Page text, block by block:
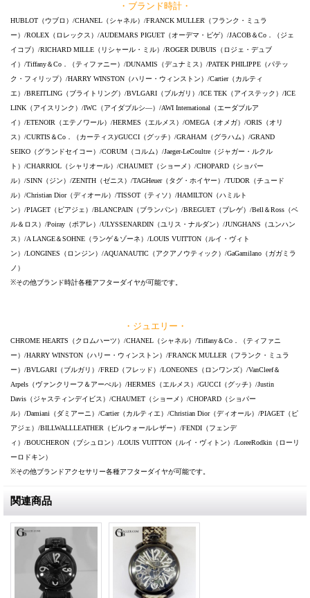
・ブランド時計・
HUBLOT（ウブロ）/CHANEL（シャネル）/FRANCK MULLER（フランク・ミュラ
ー）/ROLEX（ロレックス）/AUDEMARS PIGUET（オーデマ・ピゲ）/JACOB＆Co．（ジェ
イコブ）/RICHARD MILLE（リシャール・ミル）/ROGER DUBUIS（ロジェ・デュブ
イ）/Tiffany＆Co．（ティファニー）/DUNAMIS（デュナミス）/PATEK PHILIPPE（パテッ
ク・フィリップ）/HARRY WINSTON（ハリー・ウィンストン）/Cartier（カルティ
エ）/BREITLING（ブライトリング）/BVLGARI（ブルガリ）/ICE TEK（アイステック）/ICE
LINK（アイスリンク）/IWC（アイダブルシ―）/AWI International（エーダブルア
イ）/ETENOIR（エテノワール）/HERMES（エルメス）/OMEGA（オメガ）/ORIS（オリ
ス）/CURTIS＆Co．（カーティス)/GUCCI（グッチ）/GRAHAM（グラハム）/GRAND
SEIKO（グランドセイコー）/CORUM（コルム）/Jaeger-LeCoultre（ジャガー・ルクル
ト）/CHARRIOL（シャリオール）/CHAUMET（ショーメ）/CHOPARD（ショパー
ル）/SINN（ジン）/ZENITH（ゼニス）/TAGHeuer（タグ・ホイヤー）/TUDOR（チュード
ル）/Christian Dior（ディオール）/TISSOT（ティソ）/HAMILTON（ハミルト
ン）/PIAGET（ピアジェ）/BLANCPAIN（ブランパン）/BREGUET（ブレゲ）/Bell＆Ross（ベ
ル＆ロス）/Poiray（ポアレ）/ULYSSENARDIN（ユリス・ナルダン）/JUNGHANS（ユンハン
ス）/A LANGE＆SOHNE（ランゲ＆ゾーネ）/LOUIS VUITTON（ルイ・ヴィト
ン）/LONGINES（ロンジン）/AQUANAUTIC（アクアノウティック）/GaGamilano（ガガミラ
ノ）
※その他ブランド時計各種アフターダイヤが可能です。
・ジュエリー・
CHROME HEARTS（クロムハーツ）/CHANEL（シャネル）/Tiffany＆Co．（ティファニ
ー）/HARRY WINSTON（ハリー・ウィンストン）/FRANCK MULLER（フランク・ミュラ
ー）/BVLGARI（ブルガリ）/FRED（フレッド）/LONEONES（ロンワンズ）/VanCleef＆
Arpels（ヴァンクリーフ＆アーぺル）/HERMES（エルメス）/GUCCI（グッチ）/Justin
Davis（ジャスティンデイビス）/CHAUMET（ショーメ）/CHOPARD（ショパー
ル）/Damiani（ダミアーニ）/Cartier（カルティエ）/Christian Dior（ディオール）/PIAGET（ピ
アジェ）/BILLWALLLEATHER（ビルウォールレザー）/FENDI（フェンデ
ィ）/BOUCHERON（ブシュロン）/LOUIS VUITTON（ルイ・ヴィトン）/LoreeRodkin（ローリ
ーロドキン）
※その他ブランドアクセサリー各種アフターダイヤが可能です。
関連商品